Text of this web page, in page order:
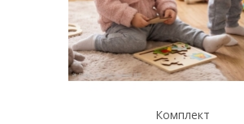
Комплект